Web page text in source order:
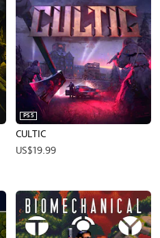
CULTIC
PS5
US$19.99